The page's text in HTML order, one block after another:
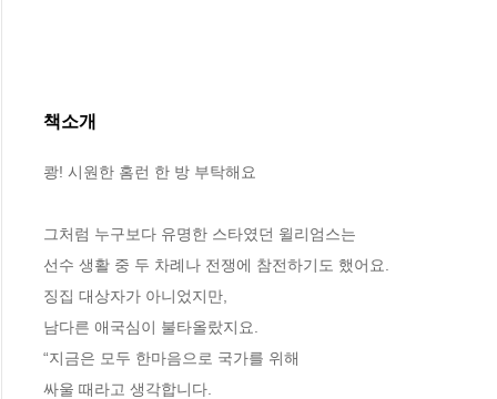
책소개
쾅! 시원한 홈런 한 방 부탁해요
그처럼 누구보다 유명한 스타였던 윌리엄스는
선수 생활 중 두 차례나 전쟁에 참전하기도 했어요.
징집 대상자가 아니었지만,
남다른 애국심이 불타올랐지요.
“지금은 모두 한마음으로 국가를 위해
싸울 때라고 생각합니다.